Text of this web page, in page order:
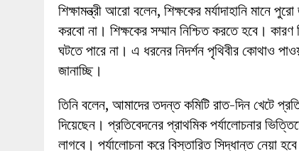
শিক্ষামন্ত্রী আরো বলেন, শিক্ষকের মর্যাদাহানি মানে
করবো না। শিক্ষকের সম্মান নিশ্চিত করতে হবে।
ঘটতে পারে না। এ ধরনের নিদর্শন পৃথিবীর কোথাও
জানাচ্ছি।
তিনি বলেন, আমাদের তদন্ত কমিটি রাত-দিন খেটে
দিয়েছেন। প্রতিবেদনের প্রাথমিক পর্যালোচনার
লাগবে। পর্যালোচনা করে বিস্তারিত সিদ্ধান্ত নেয়া